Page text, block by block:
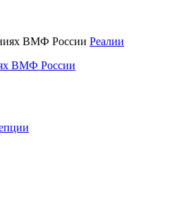
Реалии
ВМФ России